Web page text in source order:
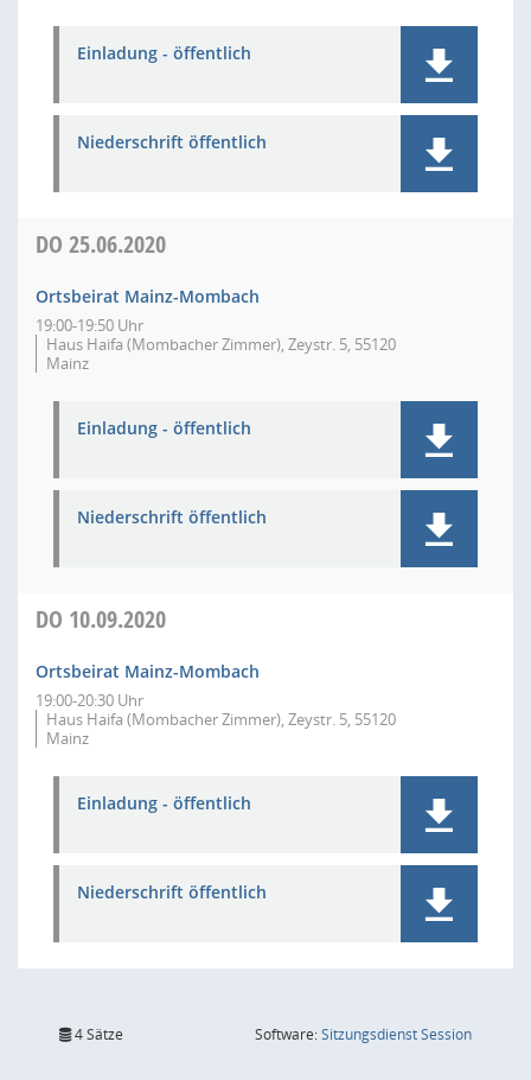
Einladung - öffentlich
Niederschrift öffentlich
DO 25.06.2020
Ortsbeirat Mainz-Mombach
19:00-19:50 Uhr
Haus Haifa (Mombacher Zimmer), Zeystr. 5, 55120
Mainz
Einladung - öffentlich
Niederschrift öffentlich
DO 10.09.2020
Ortsbeirat Mainz-Mombach
19:00-20:30 Uhr
Haus Haifa (Mombacher Zimmer), Zeystr. 5, 55120
Mainz
Einladung - öffentlich
Niederschrift öffentlich
4 Sätze Software:SitzungsdienstSession(Wird in